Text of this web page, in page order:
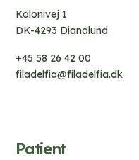
Kolonivej 1
DK-4293 Dianalund
+45 58 26 42 00
filadelfia@filadelfia.dk
Patient